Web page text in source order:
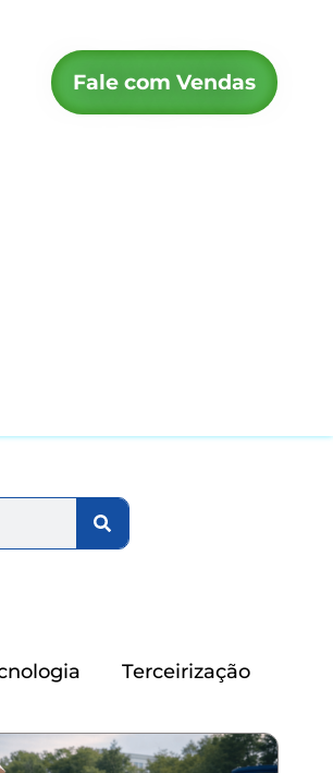
Fale com Vendas
Terceirização